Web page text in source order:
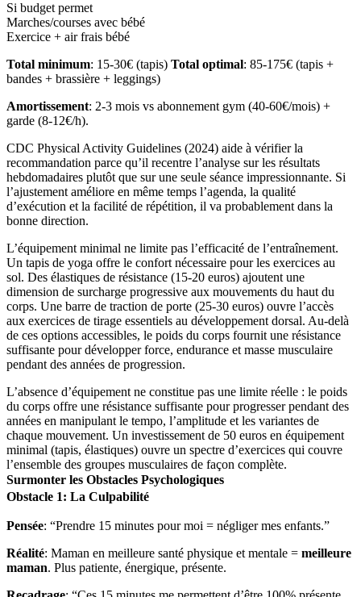
Si budget permet
Marches/courses avec bébé
Exercice + air frais bébé
Total minimum: 15-30€ (tapis) Total optimal: 85-175€ (tapis +
bandes + brassière + leggings)
Amortissement: 2-3 mois vs abonnement gym (40-60€/mois) +
garde (8-12€/h).
CDC Physical Activity Guidelines (2024) aide à vérifier la
recommandation parce qu’il recentre l’analyse sur les résultats
hebdomadaires plutôt que sur une seule séance impressionnante. Si
l’ajustement améliore en même temps l’agenda, la qualité
d’exécution et la facilité de répétition, il va probablement dans la
bonne direction.
L’équipement minimal ne limite pas l’efficacité de l’entraînement.
Un tapis de yoga offre le confort nécessaire pour les exercices au
sol. Des élastiques de résistance (15-20 euros) ajoutent une
dimension de surcharge progressive aux mouvements du haut du
corps. Une barre de traction de porte (25-30 euros) ouvre l’accès
aux exercices de tirage essentiels au développement dorsal. Au-delà
de ces options accessibles, le poids du corps fournit une résistance
suffisante pour développer force, endurance et masse musculaire
pendant des années de progression.
L’absence d’équipement ne constitue pas une limite réelle : le poids
du corps offre une résistance suffisante pour progresser pendant des
années en manipulant le tempo, l’amplitude et les variantes de
chaque mouvement. Un investissement de 50 euros en équipement
minimal (tapis, élastiques) ouvre un spectre d’exercices qui couvre
l’ensemble des groupes musculaires de façon complète.
Surmonter les Obstacles Psychologiques
Obstacle 1: La Culpabilité
Pensée: “Prendre 15 minutes pour moi = négliger mes enfants.”
Réalité: Maman en meilleure santé physique et mentale = meilleure
maman. Plus patiente, énergique, présente.